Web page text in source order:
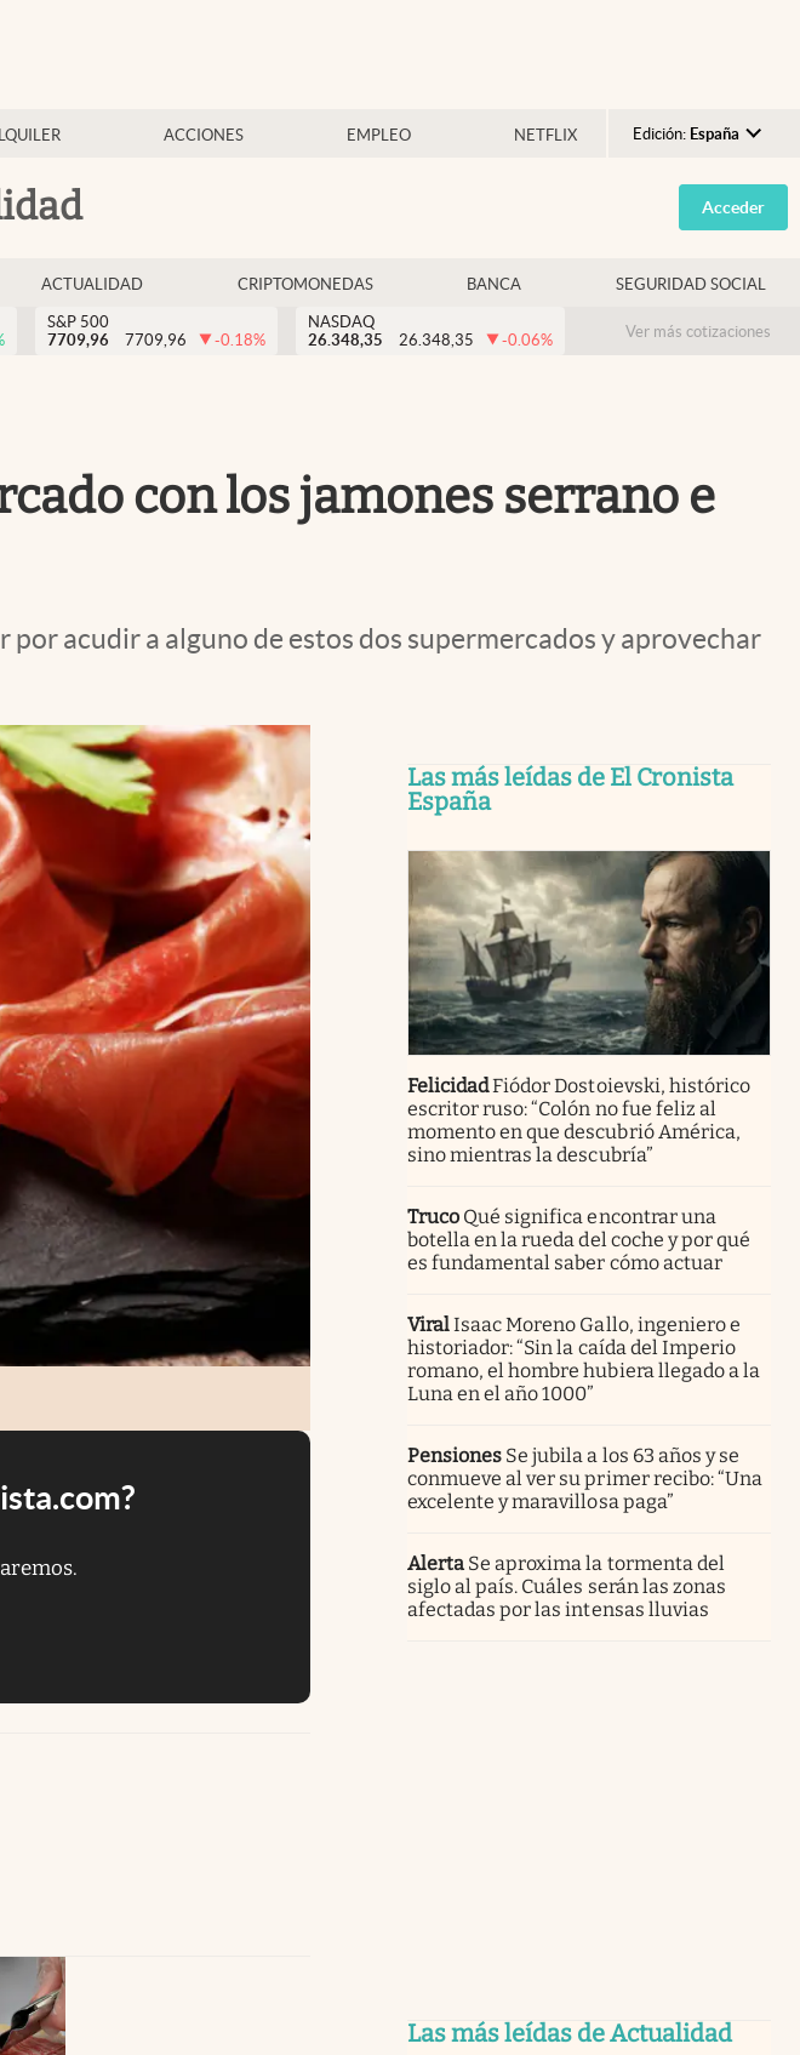
ACCIONES EMPLEO NETFLIX Edición: España
Argentina
España
USA
Colombia
Acceder
ACTUALIDAD CRIPTOMONEDAS BANCA SEGURIDAD SOCIAL
S&P 500
7709,96
7709,96 -0.18%
NASDAQ
26.348,35
26.348,35 -0.06% Ver más cotizaciones
con los jamones serrano e
acudir a alguno de estos dos supermercados y aprovechar
pestaña
Las más leídas de El Cronista
España
FelicidadFiódor Dostoievski, histórico
escritor ruso: “Colón no fue feliz al
momento en que descubrió América,
sino mientras la descubría”
Truco Qué significa encontrar una
botella en la rueda del coche y por qué
es fundamental saber cómo actuar
ViralIsaac Moreno Gallo, ingeniero e
historiador: “Sin la caída del Imperio
romano, el hombre hubiera llegado a la
Luna en el año 1000”
Pensiones Se jubila a los 63 años y se
conmueve al ver su primer recibo: “Una
excelente y maravillosa paga”
Alerta Se aproxima la tormenta del
siglo al país. Cuáles serán las zonas
afectadas por las intensas lluvias
Las más leídas de Actualidad